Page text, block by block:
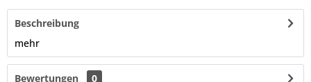
Beschreibung
mehr
Bewertungen
0